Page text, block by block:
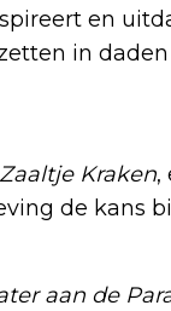
en
in
Zaaltje Kraken,
de kans
aan de